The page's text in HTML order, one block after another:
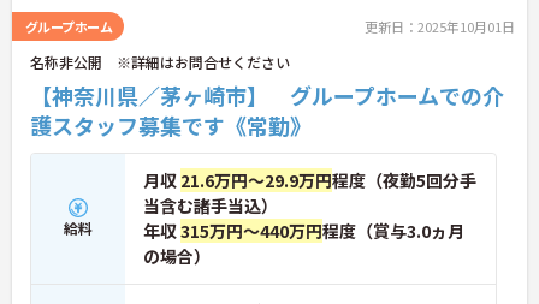
グループホーム 更新日：2025年10月01日
名称非公開 ※詳細はお問合せください
【神奈川県／茅ヶ崎市】 グループホームでの介
護スタッフ募集です《常勤》
給料
月収 21.6万円～29.9万円程度（夜勤5回分手
当含む諸手当込）
年収315万円～440万円程度（賞与3.0ヵ月
の場合）